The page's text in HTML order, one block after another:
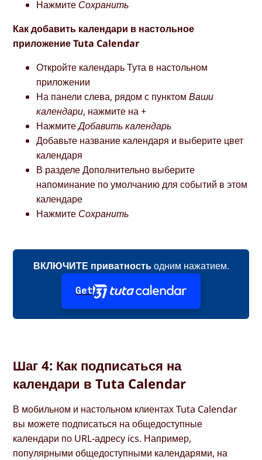
Нажмите Сохранить
Как добавить календари в настольное
приложение Tuta Calendar
Откройте календарь Тута в настольном
приложении
На панели слева, рядом с пунктомВаши
календари, нажмите на +
НажмитеДобавить календарь
Добавьте название календаря и выберите цвет
календаря
В разделе Дополнительно выберите
напоминание по умолчанию для событий в этом
календаре
Нажмите Сохранить
ВКЛЮЧИТЕ приватностьодним нажатием.
Get
Шаг 4: Как подписаться на
календари в Tuta Calendar
В мобильном и настольном клиентах Tuta Calendar
вы можете подписаться на общедоступные
календари по URL-адресу ics. Например,
популярными общедоступными календарями, на